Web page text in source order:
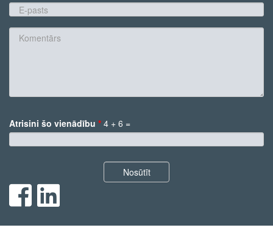
konsultācijas
tēma
E-
pasts
*
Atrisini šo vienādību * 4 + 6 =
Nosūtīt